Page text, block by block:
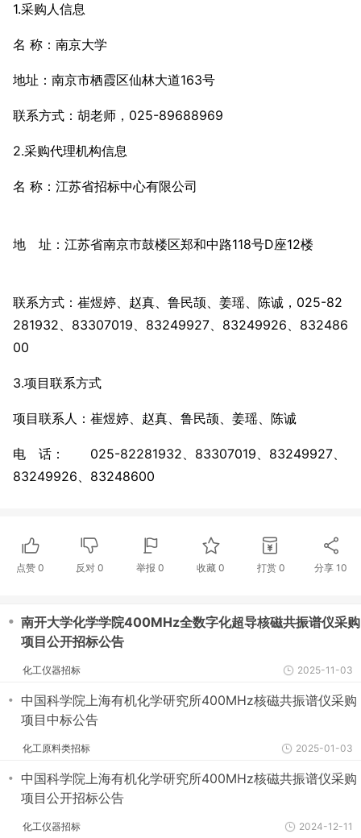
1.采购人信息
名 称：南京大学
地址：南京市栖霞区仙林大道163号
联系方式：胡老师，025-89688969
2.采购代理机构信息
名 称：江苏省招标中心有限公司
地 址：江苏省南京市鼓楼区郑和中路118号D座12楼
联系方式：崔煜婷、赵真、鲁民颉、姜瑶、陈诚，025-82
281932、83307019、83249927、83249926、832486
00
3.项目联系方式
项目联系人：崔煜婷、赵真、鲁民颉、姜瑶、陈诚
电 话： 025-82281932、83307019、83249927、
83249926、83248600
点赞 0 反对0 举报 0 收藏 0 打赏 0 分享10
・ 南开大学化学学院400MHz全数字化超导核磁共振谱仪采购
项目公开招标公告
化工仪器招标 2025-11-03
・ 中国科学院上海有机化学研究所400MHz核磁共振谱仪采购
项目中标公告
化工原料类招标 2025-01-03
・ 中国科学院上海有机化学研究所400MHz核磁共振谱仪采购
项目公开招标公告
化工仪器招标 2024-12-11